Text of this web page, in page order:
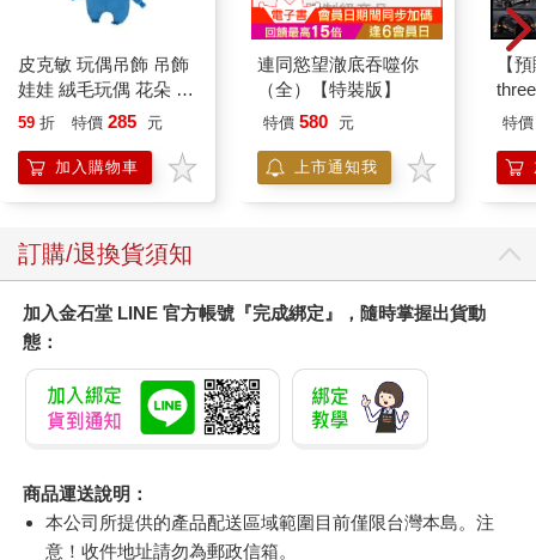
皮克敏 玩偶吊飾 吊飾
娃娃 絨毛玩偶 花朵 葉
子 藍色皮克敏 紅色皮
Pikmin 任天堂 三英貿
易
59 折 特價 285 元
加入購物車
連同慾望澈底吞噬你
（全）【特裝版】
特價 580 元
上市通知我
【
VA
特價
訂購/退換貨須知
加入金石堂 LINE 官方帳號『完成綁定』，隨時掌握出貨動
態：
商品運送說明：
本公司所提供的產品配送區域範圍目前僅限台灣本島。注
意！收件地址請勿為郵政信箱。